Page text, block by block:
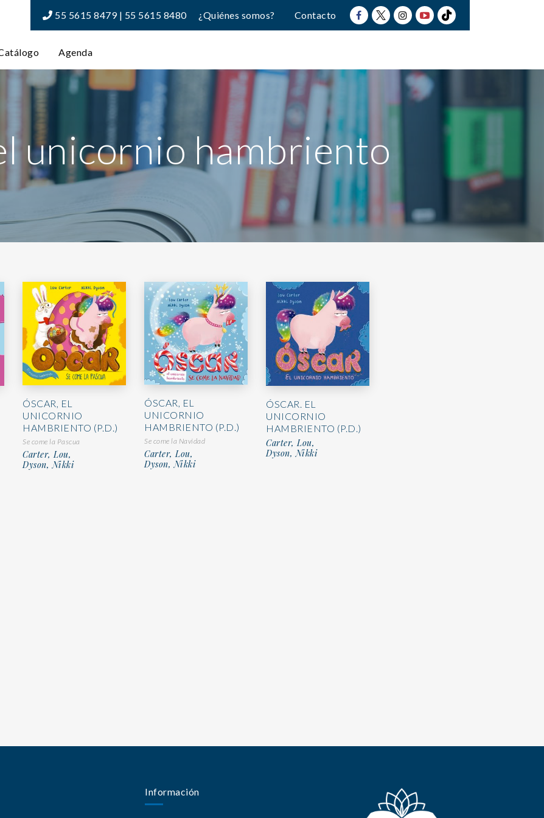
55 5615 8479 | 55 5615 8480 ¿Quiénes somos? Contacto
Agenda
unicornio hambriento
ÓSCAR, EL
UNICORNIO
HAMBRIENTO (P.D.)
Se come la Pascua
Carter, Lou,
Dyson, Nikki
ÓSCAR, EL
UNICORNIO
HAMBRIENTO (P.D.)
Se come la Navidad
Carter, Lou,
Dyson, Nikki
ÓSCAR. EL
UNICORNIO
HAMBRIENTO (P.D.)
Carter, Lou,
Dyson, Nikki
Información